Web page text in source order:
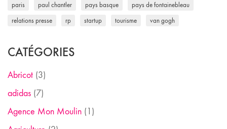
paris paul chantler pays basque pays de fontainebleau
relations presse rp startup tourisme van gogh
CATÉGORIES
Abricot (3)
adidas (7)
Agence Mon Moulin (1)